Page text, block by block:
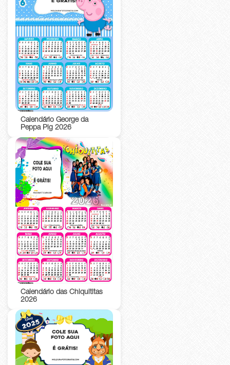
Calendário George da
Peppa Pig 2026
Calendário das Chiquititas
2026